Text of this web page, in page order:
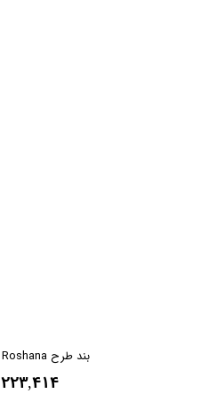
بند طرح Roshana (رنگبندی دارد)
۲۲۳,۴۱۴ تومان